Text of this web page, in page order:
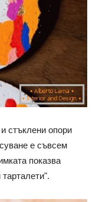
стъклени опори
е съвсем
показва